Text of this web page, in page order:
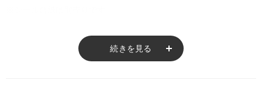
モニターの設定状況によって、実際の商品と 若干色が異なる場合がございま
続きを見る